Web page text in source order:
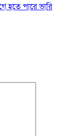
হতে পারে ভারি